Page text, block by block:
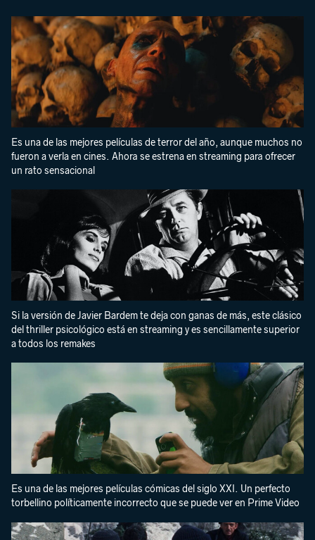
Es una de las mejores películas de terror del año, aunque muchos no
fueron a verla en cines. Ahora se estrena en streaming para ofrecer
un rato sensacional
Si la versión de Javier Bardem te deja con ganas de más, este clásico
del thriller psicológico está en streaming y es sencillamente superior
a todos los remakes
Es una de las mejores películas cómicas del siglo XXI. Un perfecto
torbellino políticamente incorrecto que se puede ver en Prime Video